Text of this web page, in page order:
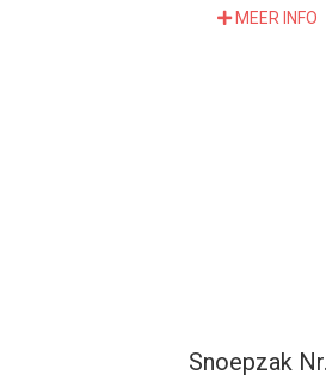
MEER INFO
Snoepzak